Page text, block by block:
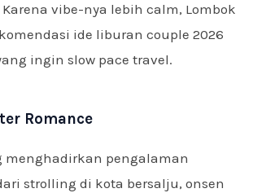
vibe-nya lebih calm, Lombok
ide liburan couple 2026
ingin slow pace travel.
Romance
menghadirkan pengalaman
strolling di kota bersalju, onsen